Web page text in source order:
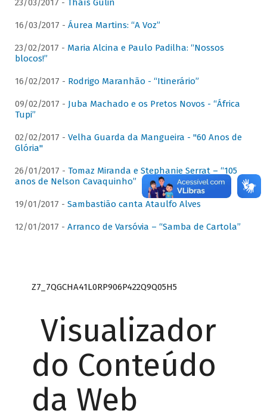
23/03/2017 - Thaís Gulin
16/03/2017 - Áurea Martins: “A Voz”
23/02/2017 - Maria Alcina e Paulo Padilha: “Nossos
blocos!”
16/02/2017 - Rodrigo Maranhão - “Itinerário”
09/02/2017 - Juba Machado e os Pretos Novos - “África
Tupi”
02/02/2017 - Velha Guarda da Mangueira - "60 Anos de
Glória"
26/01/2017 - Tomaz Miranda e Stephanie Serrat – “105
anos de Nelson Cavaquinho”
19/01/2017 - Sambastião canta Ataulfo Alves
12/01/2017 - Arranco de Varsóvia – “Samba de Cartola”
Z7_7QGCHA41L0RP906P422Q9Q05H5
Visualizador
do Conteúdo
da Web